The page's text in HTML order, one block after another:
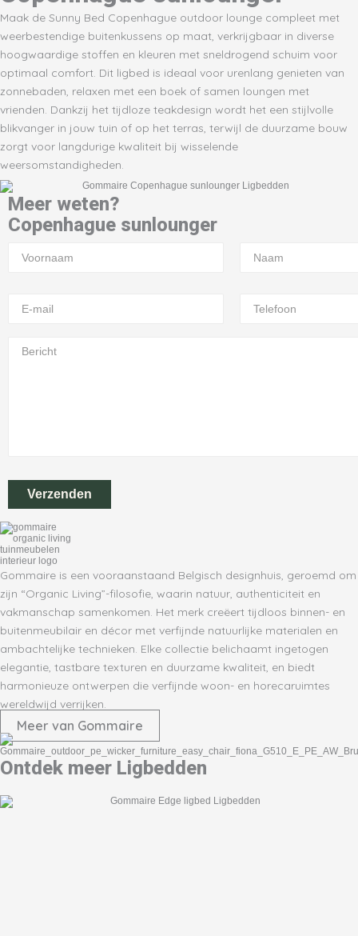
Maak de Sunny Bed Copenhague outdoor lounge compleet met
weerbestendige buitenkussens op maat, verkrijgbaar in diverse
hoogwaardige stoffen en kleuren met sneldrogend schuim voor
optimaal comfort. Dit ligbed is ideaal voor urenlang genieten van
zonnebaden, relaxen met een boek of samen loungen met
vrienden. Dankzij het tijdloze teakdesign wordt het een stijlvolle
blikvanger in jouw tuin of op het terras, terwijl de duurzame bouw
zorgt voor langdurige kwaliteit bij wisselende
weersomstandigheden.
Meer weten?
Copenhague sunlounger
Gommaire is een vooraanstaand Belgisch designhuis, geroemd om
zijn “Organic Living”-filosofie, waarin natuur, authenticiteit en
vakmanschap samenkomen. Het merk creëert tijdloos binnen- en
buitenmeubilair en décor met verfijnde natuurlijke materialen en
ambachtelijke technieken. Elke collectie belichaamt ingetogen
elegantie, tastbare texturen en duurzame kwaliteit, en biedt
harmonieuze ontwerpen die verfijnde woon- en horecaruimtes
wereldwijd verrijken.
Meer van Gommaire
Ontdek meer Ligbedden